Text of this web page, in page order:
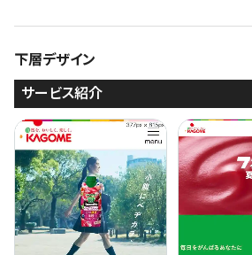
下層デザイン
サービス紹介